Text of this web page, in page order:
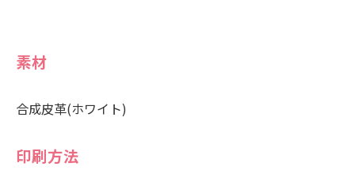
素材
合成皮革(ホワイト)
印刷方法